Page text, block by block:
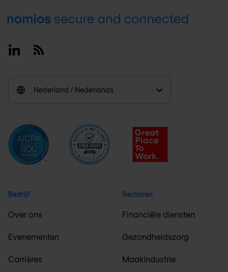
Footer
LinkedinRSS
Nederland / Nederlands
Bedrijf
Over ons
Evenementen
Carrières
Sectoren
Financiële diensten
Gezondheidszorg
Maakindustrie